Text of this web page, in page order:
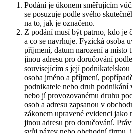
Podání je úkonem směřujícím
se posuzuje podle svého
na to, jak je označeno.
Z podání musí být patrno, kdo je
a co se navrhuje. Fyzická osoba
příjmení, datum narození a místo
jinou adresu pro doručování
souvisejícím s její
osoba jméno a příjmení,
podnikatele nebo druh podnikání
nebo jí provozovanému druhu
osob a adresu zapsanou v
zákonem upravené evidenci jako
jinou adresu pro doručování.